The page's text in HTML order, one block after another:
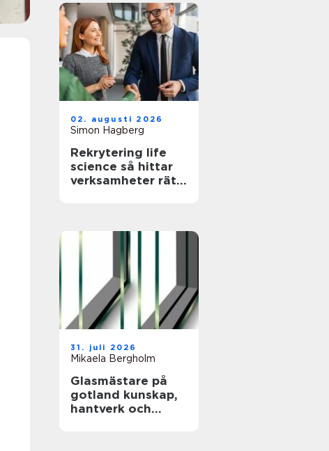
02. augusti 2026
Simon Hagberg
Rekrytering life
science så hittar
verksamheter rätt
31. juli 2026
Mikaela Bergholm
Glasmästare på
gotland kunskap,
hantverk och